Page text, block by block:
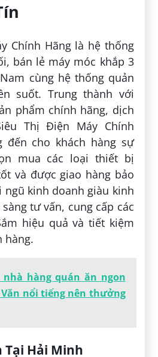
Chính Hãng là hệ thống
bán lẻ máy móc khắp 3
cùng hệ thống quản
suốt. Trung thành với
phẩm chính hãng, dịch
Thị Điện Máy Chính
đến cho khách hàng sự
mua các loại thiết bị
và được giao hàng bảo
kinh doanh giàu kinh
tư vấn, cung cấp các
hiệu quả và tiết kiệm
hàng.
nhà hàng quán ăn ngon
Văn nổi tiếng nên thưởng
Tại Hải Minh